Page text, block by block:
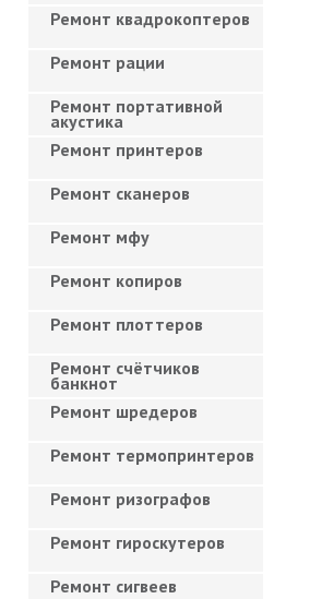
Ремонт квадрокоптеров
Ремонт рации
Ремонт портативной
акустика
Ремонт принтеров
Ремонт сканеров
Ремонт мфу
Ремонт копиров
Ремонт плоттеров
Ремонт счётчиков
банкнот
Ремонт шредеров
Ремонт термопринтеров
Ремонт ризографов
Ремонт гироскутеров
Ремонт сигвеев